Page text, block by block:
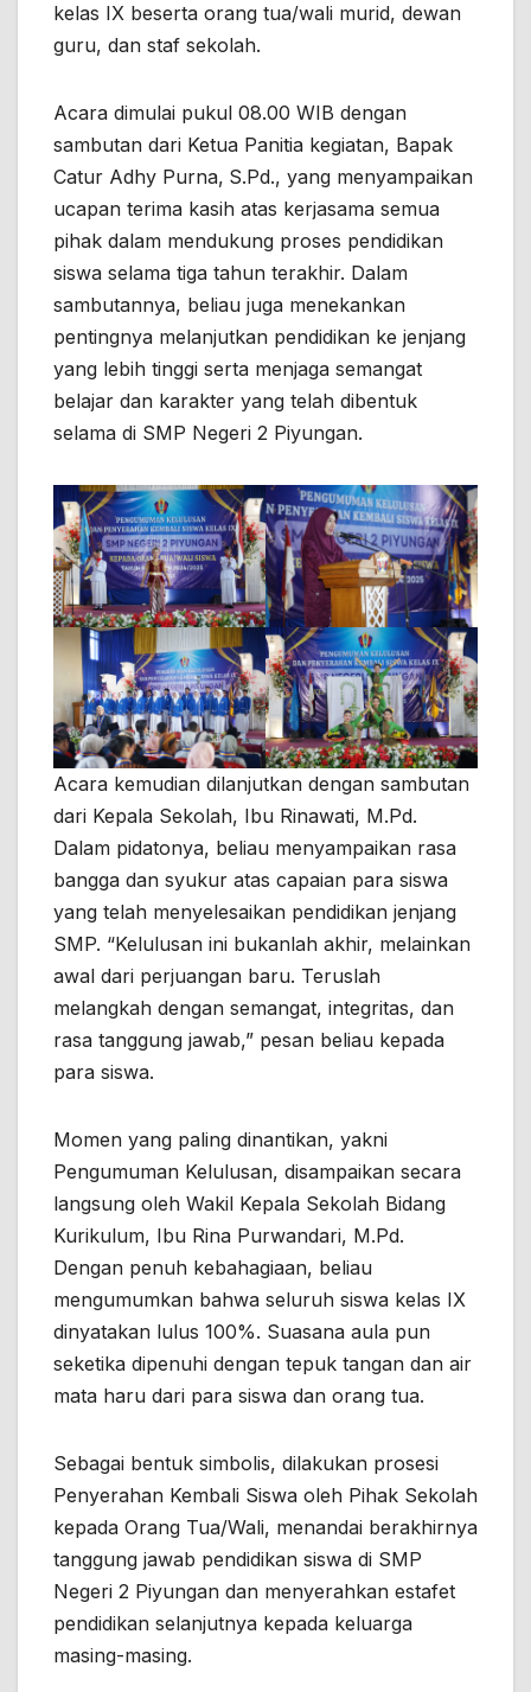
kelas IX beserta orang tua/wali murid, dewan
guru, dan staf sekolah.
Acara dimulai pukul 08.00 WIB dengan
sambutan dari Ketua Panitia kegiatan, Bapak
Catur Adhy Purna, S.Pd., yang menyampaikan
ucapan terima kasih atas kerjasama semua
pihak dalam mendukung proses pendidikan
siswa selama tiga tahun terakhir. Dalam
sambutannya, beliau juga menekankan
pentingnya melanjutkan pendidikan ke jenjang
yang lebih tinggi serta menjaga semangat
belajar dan karakter yang telah dibentuk
selama di SMP Negeri 2 Piyungan.
Acara kemudian dilanjutkan dengan sambutan
dari Kepala Sekolah, Ibu Rinawati, M.Pd.
Dalam pidatonya, beliau menyampaikan rasa
bangga dan syukur atas capaian para siswa
yang telah menyelesaikan pendidikan jenjang
SMP. “Kelulusan ini bukanlah akhir, melainkan
awal dari perjuangan baru. Teruslah
melangkah dengan semangat, integritas, dan
rasa tanggung jawab,” pesan beliau kepada
para siswa.
Momen yang paling dinantikan, yakni
Pengumuman Kelulusan, disampaikan secara
langsung oleh Wakil Kepala Sekolah Bidang
Kurikulum, Ibu Rina Purwandari, M.Pd.
Dengan penuh kebahagiaan, beliau
mengumumkan bahwa seluruh siswa kelas IX
dinyatakan lulus 100%. Suasana aula pun
seketika dipenuhi dengan tepuk tangan dan air
mata haru dari para siswa dan orang tua.
Sebagai bentuk simbolis, dilakukan prosesi
Penyerahan Kembali Siswa oleh Pihak Sekolah
kepada Orang Tua/Wali, menandai berakhirnya
tanggung jawab pendidikan siswa di SMP
Negeri 2 Piyungan dan menyerahkan estafet
pendidikan selanjutnya kepada keluarga
masing-masing.